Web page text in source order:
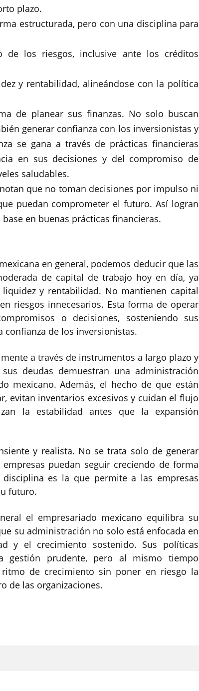
plazo.
estructurada, pero con una disciplina para
de los riesgos, inclusive ante los créditos
y rentabilidad, alineándose con la política
de planear sus finanzas. No solo buscan
generar confianza con los inversionistas y
se gana a través de prácticas financieras
en sus decisiones y del compromiso de
saludables.
que no toman decisiones por impulso ni
puedan comprometer el futuro. Así logran
en buenas prácticas financieras.
en general, podemos deducir que las
de capital de trabajo hoy en día, ya
y rentabilidad. No mantienen capital
riesgos innecesarios. Esta forma de operar
o decisiones, sosteniendo sus
de los inversionistas.
a través de instrumentos a largo plazo y
deudas demuestran una administración
mexicano. Además, el hecho de que están
evitan inventarios excesivos y cuidan el flujo
la estabilidad antes que la expansión
y realista. No se trata solo de generar
puedan seguir creciendo de forma
es la que permite a las empresas
futuro.
el empresariado mexicano equilibra su
su administración no solo está enfocada en
y el crecimiento sostenido. Sus políticas
gestión prudente, pero al mismo tiempo
de crecimiento sin poner en riesgo la
de las organizaciones.